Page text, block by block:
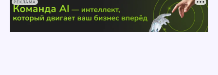
РЕКЛАМА